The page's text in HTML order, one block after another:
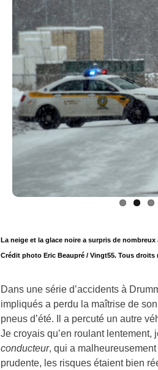
La neige et la glace noire a surpris de
Crédit photo Eric Beaupré / Vingt55. Tous droits
Dans une série d’accidents à
impliqués a perdu la maîtrise de
pneus d’été. Il a percuté un autre
Je croyais qu’en roulant lentement,
conducteur, qui a
prudente, les risques étaient bien